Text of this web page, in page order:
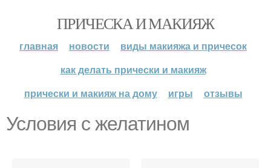
ПРИЧЕСКА И МАКИЯЖ
главная новости
виды макияжа и причесок
как делать прически и макияж
прически и макияж на дому
игры отзывы
Условия с желатином